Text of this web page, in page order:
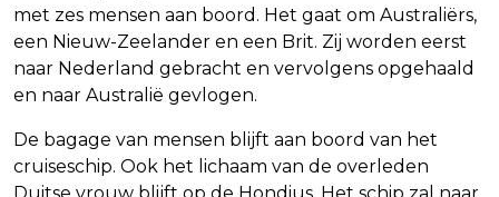
met zes mensen aan boord. Het gaat om Australiërs,
een Nieuw-Zeelander en een Brit. Zij worden eerst
naar Nederland gebracht en vervolgens opgehaald
en naar Australië gevlogen.
De bagage van mensen blijft aan boord van het
cruiseschip. Ook het lichaam van de overleden
Duitse vrouw blijft op de Hondius. Het schip zal naar